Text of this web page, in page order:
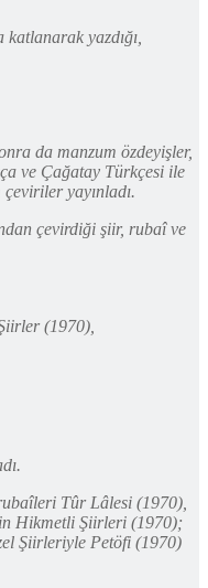
yazdığı,
da manzum özdeyişler,
ve Çağatay Türkçesi ile
yayınladı.
çevirdiği şiir, rubaî ve
(1970),
Tûr Lâlesi (1970),
Hikmetli Şiirleri (1970);
Şiirleriyle Petöfi (1970)